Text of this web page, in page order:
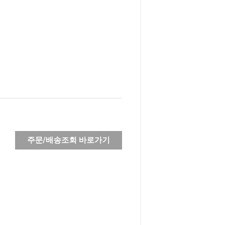
주문/배송조회 바로가기